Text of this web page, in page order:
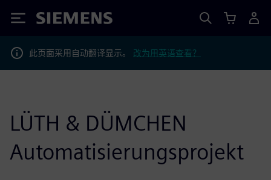
Siemens
此页面采用自动翻译显示。 改为用英语查看？
LÜTH & DÜMCHEN
Automatisierungsprojekt